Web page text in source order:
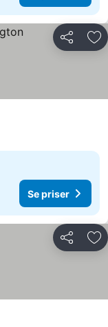
Del
Se priser
Del